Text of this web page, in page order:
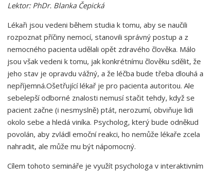
Lektor: PhDr. Blanka Čepická
Lékaři jsou vedeni během studia k tomu, aby se naučili
rozpoznat příčiny nemocí, stanovili správný postup a z
nemocného pacienta udělali opět zdravého člověka. Málo
jsou však vedeni k tomu, jak konkrétnímu člověku sdělit, že
jeho stav je opravdu vážný, a že léčba bude třeba dlouhá a
nepříjemná.Ošetřující lékař je pro pacienta autoritou. Ale
sebelepší odborné znalosti nemusí stačit tehdy, když se
pacient začne (i nesmyslně) ptát, nerozumí, obviňuje lidi
okolo sebe a hledá viníka. Psycholog, který bude odněkud
povolán, aby zvládl emoční reakci, ho nemůže lékaře zcela
nahradit, ale může mu být nápomocný.
Cílem tohoto semináře je využít psychologa v interaktivním